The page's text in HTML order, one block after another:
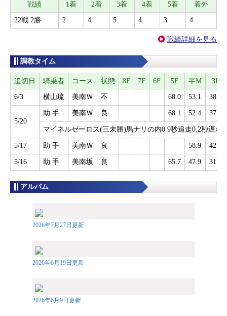
戦績
1着 2着 3着 4着 5着 着外
22戦 2勝 2 4 5 4 3 4
戦績詳細を見る
調教タイム
追切日 騎乗者 コース 状態 8F 7F 6F 5F 半M 3F
6/3 横山琉 美南Ｗ 不 68.0 53.1 38.8
5/20
助 手 美南Ｗ 良 68.1 52.4 37.9
マイネルゼーロス(三未勝)馬ナリの内0.9秒追走0.2秒遅れ
5/17 助 手 美南Ｗ 良 58.9 42.4
5/16 助 手 美南坂 良 65.7 47.9 31.0
アルバム
2026年7月27日更新
2026年6月19日更新
2026年6月9日更新